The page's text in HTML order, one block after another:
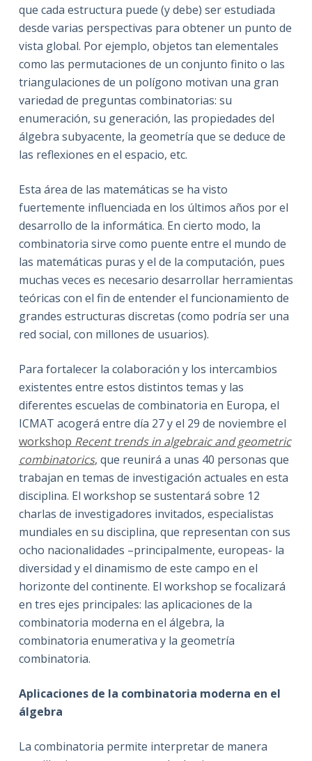
que cada estructura puede (y debe) ser estudiada
desde varias perspectivas para obtener un punto de
vista global. Por ejemplo, objetos tan elementales
como las permutaciones de un conjunto finito o las
triangulaciones de un polígono motivan una gran
variedad de preguntas combinatorias: su
enumeración, su generación, las propiedades del
álgebra subyacente, la geometría que se deduce de
las reflexiones en el espacio, etc.
Esta área de las matemáticas se ha visto
fuertemente influenciada en los últimos años por el
desarrollo de la informática. En cierto modo, la
combinatoria sirve como puente entre el mundo de
las matemáticas puras y el de la computación, pues
muchas veces es necesario desarrollar herramientas
teóricas con el fin de entender el funcionamiento de
grandes estructuras discretas (como podría ser una
red social, con millones de usuarios).
Para fortalecer la colaboración y los intercambios
existentes entre estos distintos temas y las
diferentes escuelas de combinatoria en Europa, el
ICMAT acogerá entre día 27 y el 29 de noviembre el
workshop Recent trends in algebraic and geometric
combinatorics, que reunirá a unas 40 personas que
trabajan en temas de investigación actuales en esta
disciplina. El workshop se sustentará sobre 12
charlas de investigadores invitados, especialistas
mundiales en su disciplina, que representan con sus
ocho nacionalidades –principalmente, europeas- la
diversidad y el dinamismo de este campo en el
horizonte del continente. El workshop se focalizará
en tres ejes principales: las aplicaciones de la
combinatoria moderna en el álgebra, la
combinatoria enumerativa y la geometría
combinatoria.
Aplicaciones de la combinatoria moderna en el
álgebra
La combinatoria permite interpretar de manera